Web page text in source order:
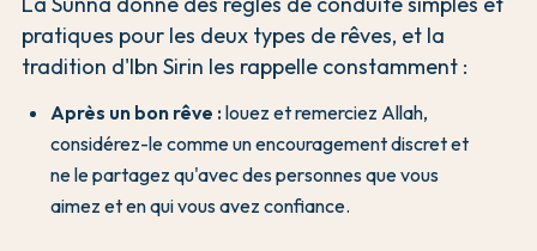
pratiques pour les deux types de rêves, et la
tradition d'Ibn Sirin les rappelle constamment :
Après un bon rêve :louez et remerciez Allah,
considérez-le comme un encouragement discret et
ne le partagez qu'avec des personnes que vous
aimez et en qui vous avez confiance.